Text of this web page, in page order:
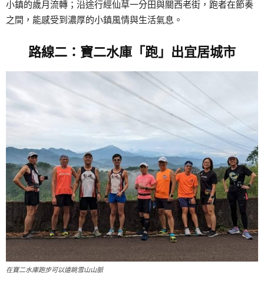
小鎮的歲月流轉；沿途行經仙草一分田與關西老街，跑者在節奏
之間，能感受到濃厚的小鎮風情與生活氣息。
路線二：寶二水庫「跑」出宜居城市
在寶二水庫跑步可以遠眺雪山山脈